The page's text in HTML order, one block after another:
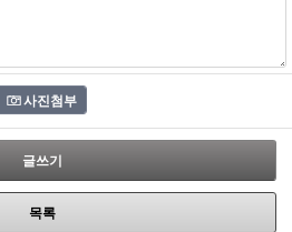
사진첨부
글쓰기
목록